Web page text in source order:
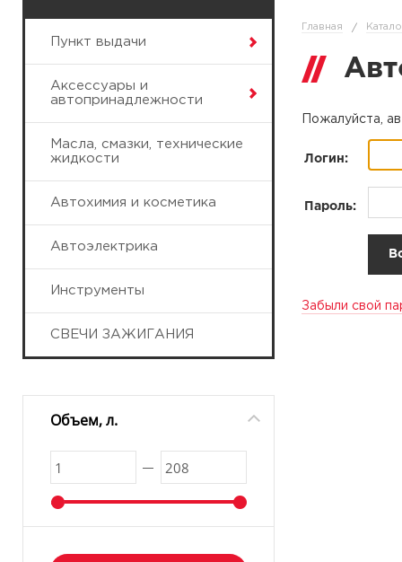
Пункт выдачи
Аксессуары и
автопринадлежности
Масла, смазки, технические
жидкости
Автохимия и косметика
Автоэлектрика
Инструменты
СВЕЧИ ЗАЖИГАНИЯ
Объем, л.
Главная /
Пожалуйста,
Логин:
Пароль:
Забыли свой